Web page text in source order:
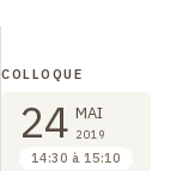
COLLOQUE
24 MAI
2019
14:30 à 15:10